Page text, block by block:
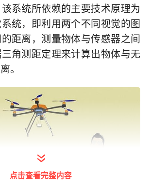
系统所依赖的主要技术原理为
统，即利用两个不同视觉的图
距离，测量物体与传感器之间
角测距定理来计算出物体与无
。
点击查看完整内容